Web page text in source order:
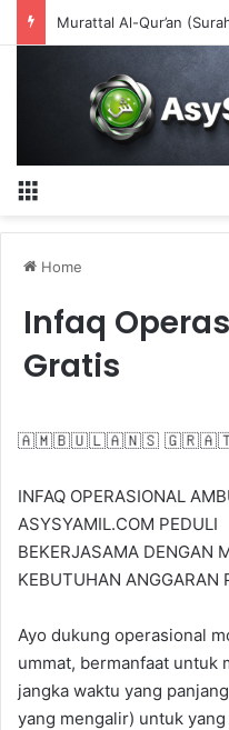
Murattal Al-Qur’an
Home
Infaq
Gratis
🇦 🇲 🇧 🇺 🇱 🇦 🇳 🇸 🇬 🇷 🇦
INFAQ OPERASIONAL
ASYSYAMIL.COM PEDULI
BEKERJASAMA DENGAN
KEBUTUHAN
Ayo dukung operasional
ummat, bermanfaat untuk
jangka waktu yang
yang mengalir) untuk